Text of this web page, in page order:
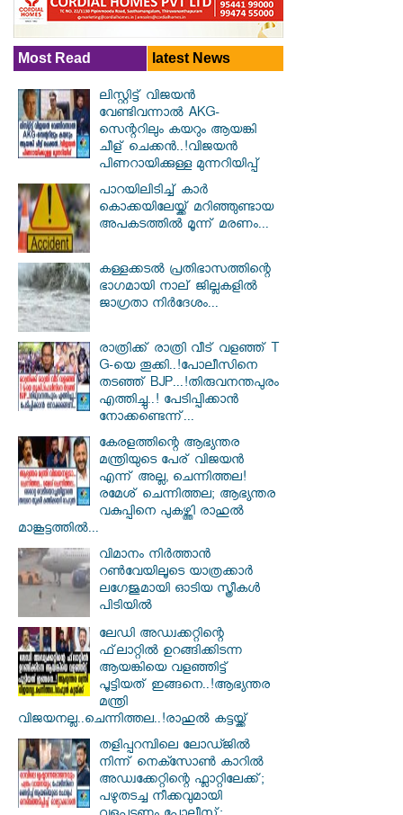
Most Read latest News
ലിസ്റ്റിട്ട് വിജയൻ
വേണ്ടിവന്നാൽ AKG-
സെന്ററിലും കയറും ആയങ്കി
ചീള് ചെക്കൻ..!വിജയൻ
പിണറായിക്കുള്ള മുന്നറിയിപ്പ്
പാറയിലിടിച്ച് കാർ
കൊക്കയിലേയ്ക്ക് മറിഞ്ഞുണ്ടായ
അപക‌ടത്തിൽ മൂന്ന് മരണം...
കള്ളക്കടൽ പ്രതിഭാസത്തിന്റെ
ഭാഗമായി നാല് ജില്ലകളിൽ
ജാഗ്രതാ നിർദേശം...
രാത്രിക്ക് രാത്രി വീട് വളഞ്ഞ് T
G-യെ തൂക്കി..!പോലീസിനെ
തടഞ്ഞ് BJP...!തിരുവനന്തപുരം
എത്തിച്ചു..! പേടിപ്പിക്കാൻ
നോക്കണ്ടെന്ന്...
കേരളത്തിന്റെ ആഭ്യന്തര
മന്ത്രിയുടെ പേര് വിജയൻ
എന്ന് അല്ല, ചെന്നിത്തല!
രമേശ് ചെന്നിത്തല; ആഭ്യന്തര
വകുപ്പിനെ പുകഴ്ത്തി രാഹുൽ
മാങ്കൂട്ടത്തിൽ...
വിമാനം നിര്‍ത്താന്‍
റണ്‍വേയിലൂടെ യാത്രക്കാര്‍
ലഗേജുമായി ഓടിയ സ്ത്രീകള്‍
പിടിയില്‍
ലേഡി അഡ്വക്കറ്റിന്റെ
ഫ്‌ലാറ്റിൽ ഉറങ്ങിക്കിടന്ന
ആയങ്കിയെ വളഞ്ഞിട്ട്
പൂട്ടിയത് ഇങ്ങനെ..!ആഭ്യന്തര
മന്ത്രി
വിജയനല്ല..ചെന്നിത്തല..!രാഹുൽ കട്ടയ്ക്ക്
തളിപ്പറമ്പിലെ ലോഡ്ജിൽ
നിന്ന് നെക്സോൺ കാറിൽ
അഡ്വക്കേറ്റിന്റെ ഫ്ലാറ്റിലേക്ക്;
പഴുതടച്ച നീക്കവുമായി